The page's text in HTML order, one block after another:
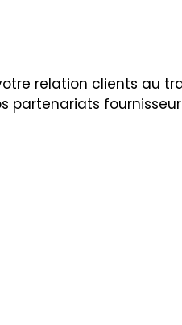
relation clients au
partenariats